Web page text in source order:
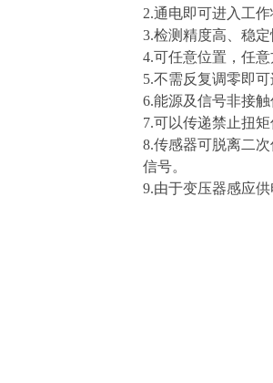
2.通电即可进入工
3.检测精度高、稳
4.可任意位置，任
5.不需反复调零即
6.能源及信号非接
7.可以传递禁止扭
8.传感器可脱离二
信号。
9.由于变压器感应